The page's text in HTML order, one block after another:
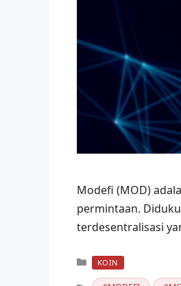
Modefi (MOD)
permintaan.
terdesentralisasi
Kategori
KOIN